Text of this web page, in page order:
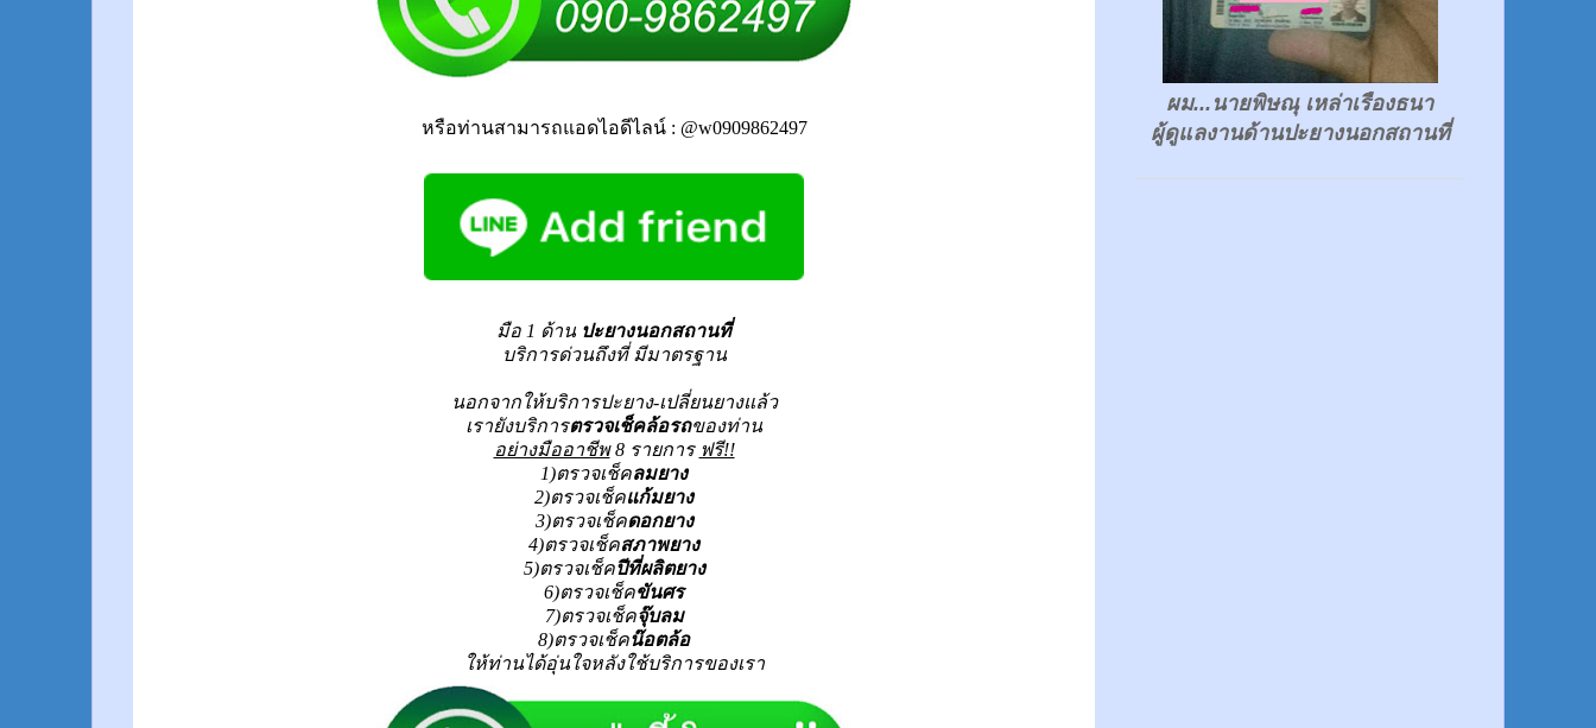
หรือท่านสามารถแอดไอดีไลน์ : @w0909862497
มือ 1 ด้าน ปะยางนอกสถานที่
บริการด่วนถึงที่ มีมาตรฐาน
นอกจากให้บริการปะยาง-เปลี่ยนยางแล้ว
เรายังบริการตรวจเช็คล้อรถของท่าน
อย่างมืออาชีพ8 รายการ ฟรี!!
1)ตรวจเช็คลมยาง
2)ตรวจเช็คแก้มยาง
3)ตรวจเช็คดอกยาง
4)ตรวจเช็คสภาพยาง
5)ตรวจเช็คปีที่ผลิตยาง
6)ตรวจเช็คขันศร
7)ตรวจเช็คจุ๊บลม
8)ตรวจเช็คน๊อตล้อ
ให้ท่านได้อุ่นใจหลังใช้บริการของเรา
ผม...นายพิษณุ เหล่าเรืองธนา
ผู้ดูแลงานด้านปะยางนอกสถานที่